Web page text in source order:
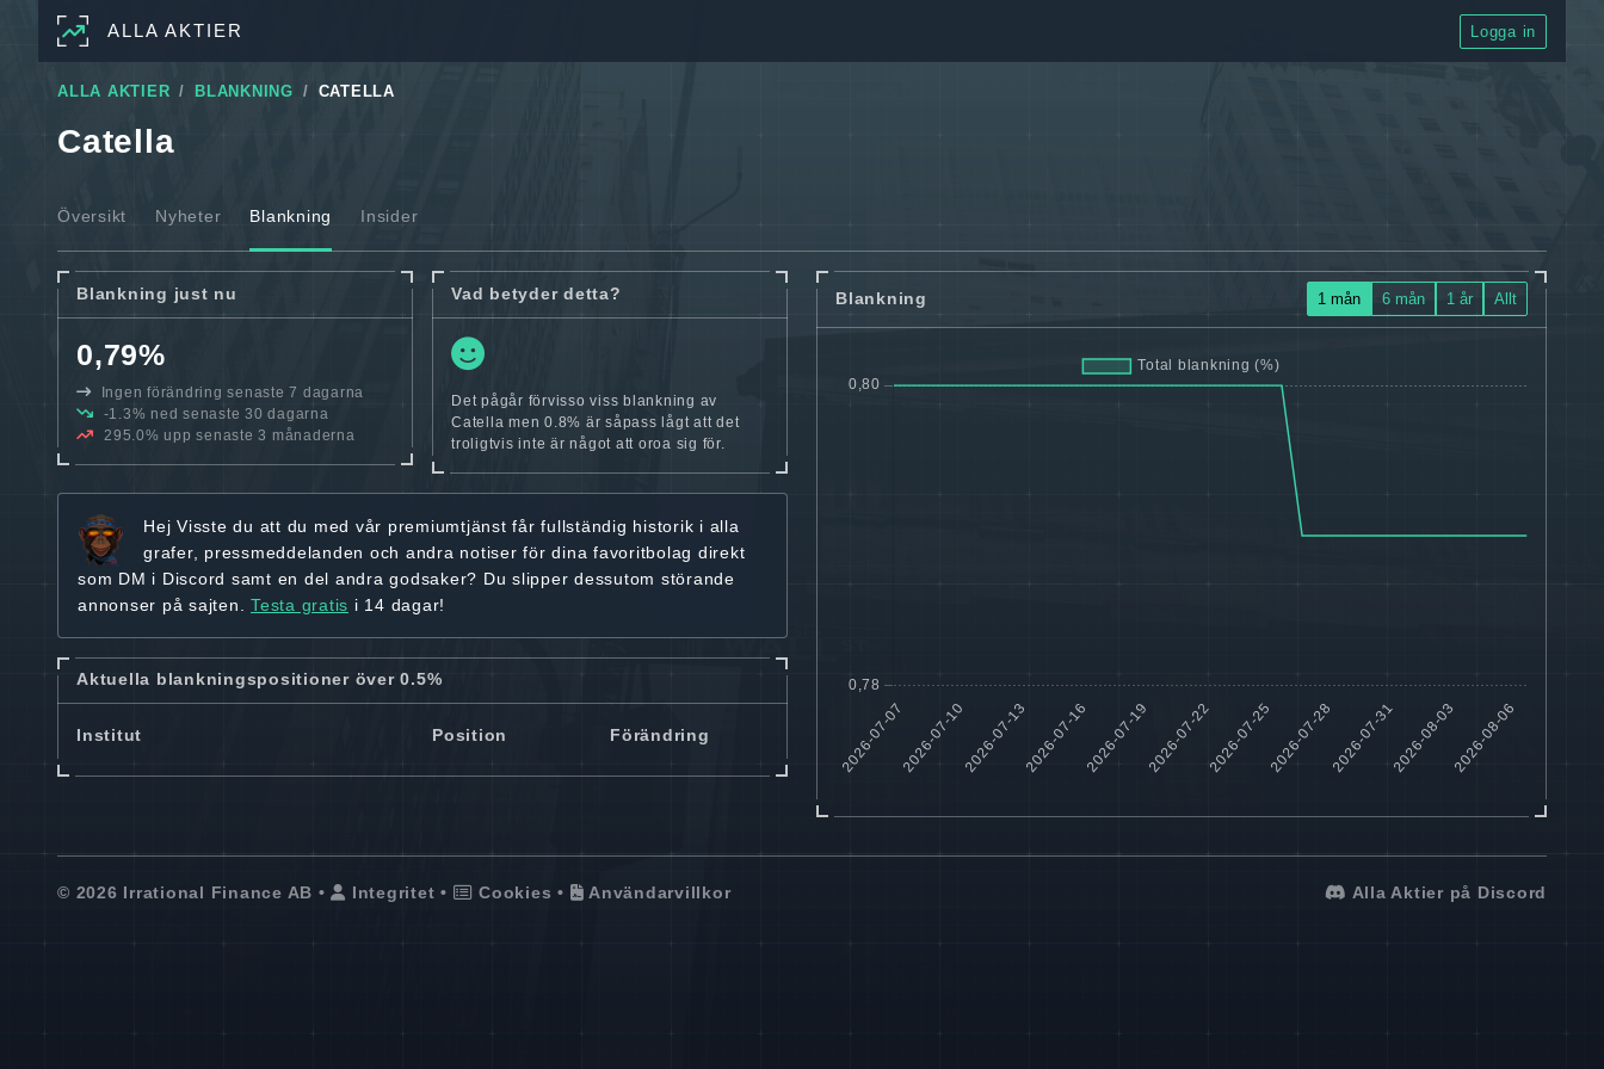
ALLA AKTIER Logga in
ALLA AKTIER BLANKNING CATELLA
Catella
Översikt Nyheter Blankning Insider
Blankning just nu
0,79%
Ingen förändring senaste 7 dagarna
-1.3% ned senaste 30 dagarna
295.0% upp senaste 3 månaderna
Vad betyder detta?
Det pågår förvisso viss blankning av
Catella men 0.8% är såpass lågt att det
troligtvis inte är något att oroa sig för.
Hej Visste du att du med vår premiumtjänst fårfullständig historik i alla
grafer, pressmeddelanden och andra notiser för dina favoritbolag direkt
som DM i Discord samt en del andra godsaker? Du slipper dessutom störande
annonser på sajten. Testa gratis i 14 dagar!
Aktuella blankningspositioner över 0.5%
Institut Position Förändring
Blankning 1 mån 6 mån 1 år Allt
© 2026 Irrational Finance AB • Integritet • Cookies • Användarvillkor Alla Aktier på Discord